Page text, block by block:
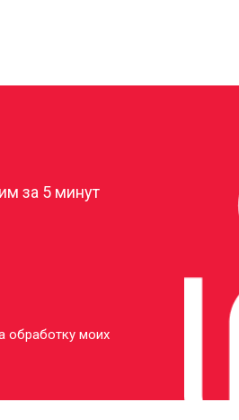
за 5 минут
обработку моих